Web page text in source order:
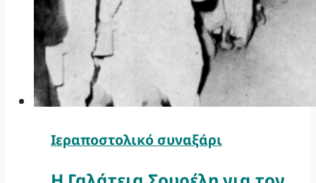
Ιεραποστολικό συναξάρι